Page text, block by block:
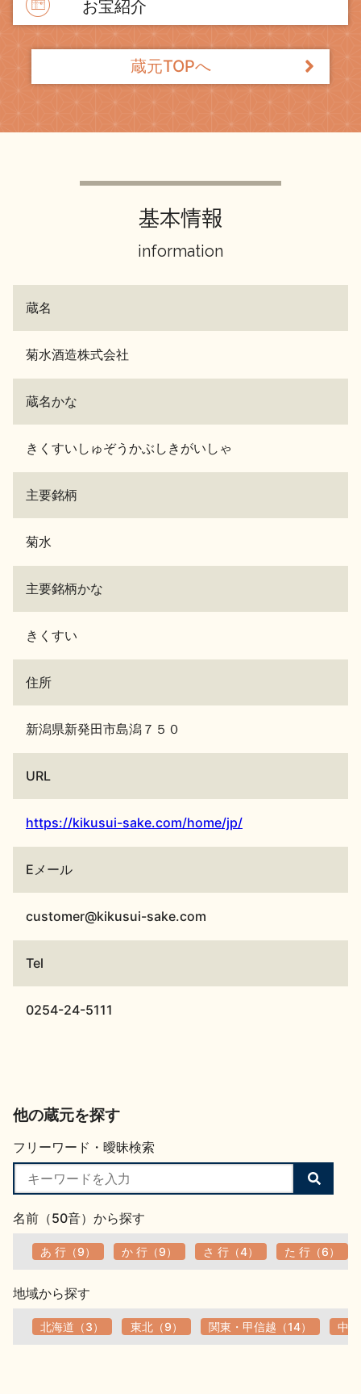
お宝紹介
蔵元TOPへ
基本情報
information
蔵名
菊水酒造株式会社
蔵名かな
きくすいしゅぞうかぶしきがいしゃ
主要銘柄
菊水
主要銘柄かな
きくすい
住所
新潟県新発田市島潟７５０
URL
https://kikusui-sake.com/home/jp/
Eメール
customer@kikusui-sake.com
Tel
0254-24-5111
他の蔵元を探す
フリーワード・曖昧検索
検
索
名前（50音）から探す
あ 行（9） か 行（9） さ 行（4） た 行（6）
地域から探す
北海道（3） 東北（9） 関東・甲信越（14） 中